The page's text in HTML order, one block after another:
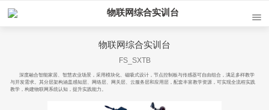
物联网综合实训台
物联网综合实训台
FS_SXTB
深度融合智能家居、智慧农业场景，采用模块化、磁吸式设计，节点控制板与传感器可自由组合，满足多样教学
与开发需求。其分层架构涵盖感知层、网络层、网关层、云服务层和应用层，配套丰富教学资源，可实现全流程实践
教学，构建物联网系统认知，提升实践能力。